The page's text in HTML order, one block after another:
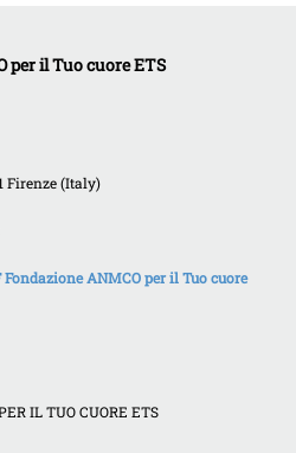
per il Tuo cuore ETS
Firenze (Italy)
ANMCO per il Tuo cuore
IL TUO CUORE ETS